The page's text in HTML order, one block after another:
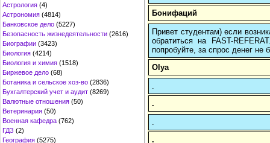
Астрология (4)
Астрономия (4814)
Банковское дело (5227)
Безопасность жизнедеятельности (2616)
Биографии (3423)
Биология (4214)
Биология и химия (1518)
Биржевое дело (68)
Ботаника и сельское хоз-во (2836)
Бухгалтерский учет и аудит (8269)
Валютные отношения (50)
Ветеринария (50)
Военная кафедра (762)
ГДЗ (2)
География (5275)
Бонифаций
Привет студентам) если
обратиться на FAST-
попробуйте, за спрос денег не
Olya
.
.